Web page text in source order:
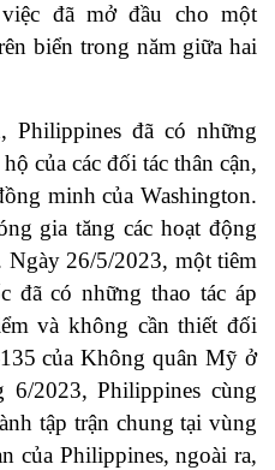
đã mở đầu cho một
biển trong năm giữa hai
Philippines đã có những
của các đối tác thân cận,
minh của Washington.
gia tăng các hoạt động
Ngày 26/5/2023, một tiêm
đã có những thao tác áp
và không cần thiết đối
của Không quân Mỹ ở
6/2023, Philippines cùng
tập trận chung tại vùng
của Philippines, ngoài ra,